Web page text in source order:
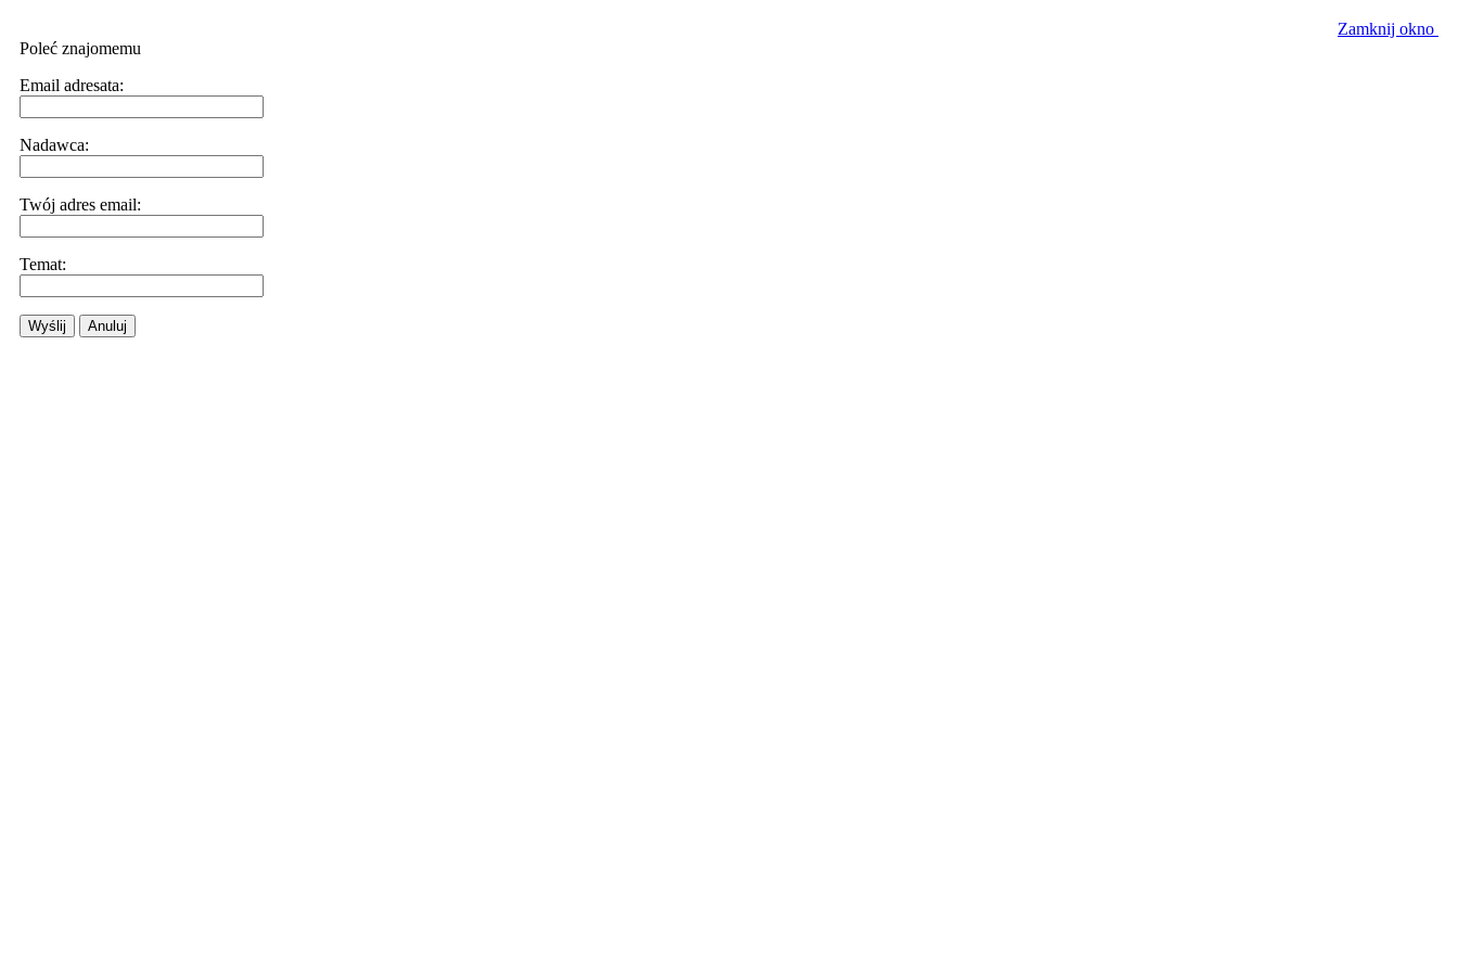
Zamknij okno
Poleć znajomemu
Email adresata:
Nadawca:
Twój adres email:
Temat:
Wyślij Anuluj